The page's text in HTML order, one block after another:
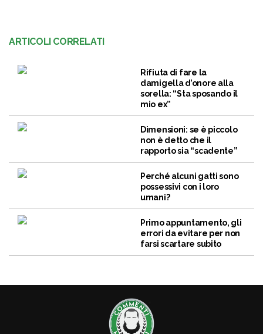
ARTICOLI CORRELATI
Rifiuta di fare la
damigella d’onore alla
sorella: “Sta sposando il
mio ex”
Dimensioni: se è piccolo
non è detto che il
rapporto sia “scadente”
Perché alcuni gatti sono
possessivi con i loro
umani?
Primo appuntamento, gli
errori da evitare per non
farsi scartare subito